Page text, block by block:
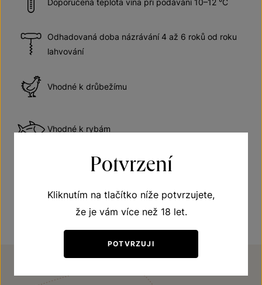
Odhadovaná doba názrávání 4 až 6 roků od roku
lahvování
Vhodné k drůbežímu
Vhodné k rybám
Vhodné k sýrůmPotvrzení
Kliknutím na tlačítko níže potvrzujete,
že je vám více než 18 let.
POTVRZUJI